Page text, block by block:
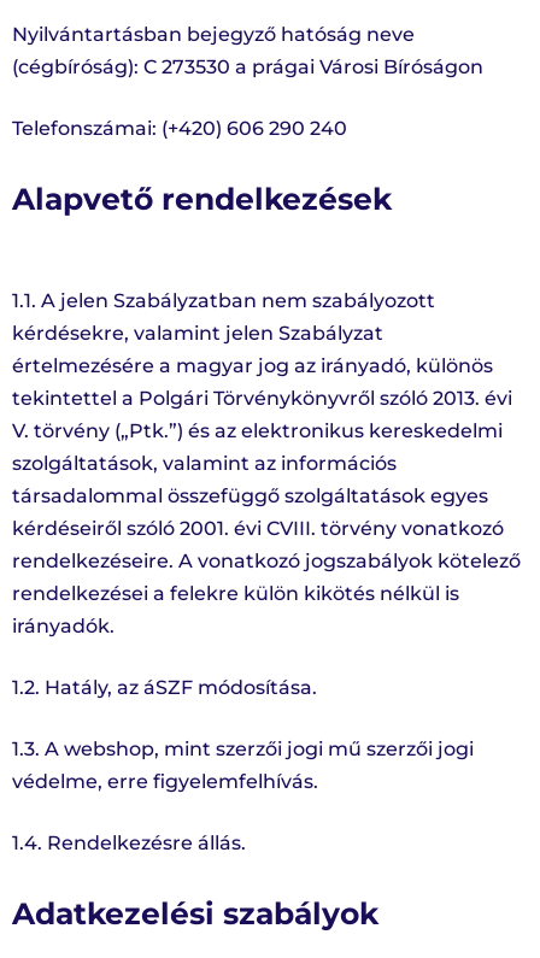
Nyilvántartásban bejegyző hatóság neve
(cégbíróság): C 273530 a prágai Városi Bíróságon
Telefonszámai: (+420) 606 290 240
Alapvető rendelkezések
1.1. A jelen Szabályzatban nem szabályozott
kérdésekre, valamint jelen Szabályzat
értelmezésére a magyar jog az irányadó, különös
tekintettel a Polgári Törvénykönyvről szóló 2013. évi
V. törvény („Ptk.”) és az elektronikus kereskedelmi
szolgáltatások, valamint az információs
társadalommal összefüggő szolgáltatások egyes
kérdéseiről szóló 2001. évi CVIII. törvény vonatkozó
rendelkezéseire. A vonatkozó jogszabályok kötelező
rendelkezései a felekre külön kikötés nélkül is
irányadók.
1.2. Hatály, az áSZF módosítása.
1.3. A webshop, mint szerzői jogi mű szerzői jogi
védelme, erre figyelemfelhívás.
1.4. Rendelkezésre állás.
Adatkezelési szabályok